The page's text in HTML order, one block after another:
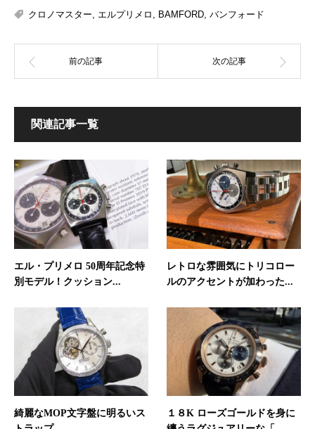
クロノマスター エルプリメロ BAMFORD バンフォード
関連記事一覧
エル・プリメロ 50周年記念特
別モデル！クッション...
レトロな雰囲気にトリコロー
ルのアクセントが加わった...
綺麗なMOP文字盤に明るいス
１８K ローズゴールドを身に